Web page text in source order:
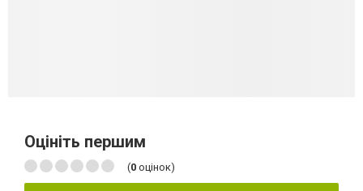
Оцініть першим
(0 оцінок)